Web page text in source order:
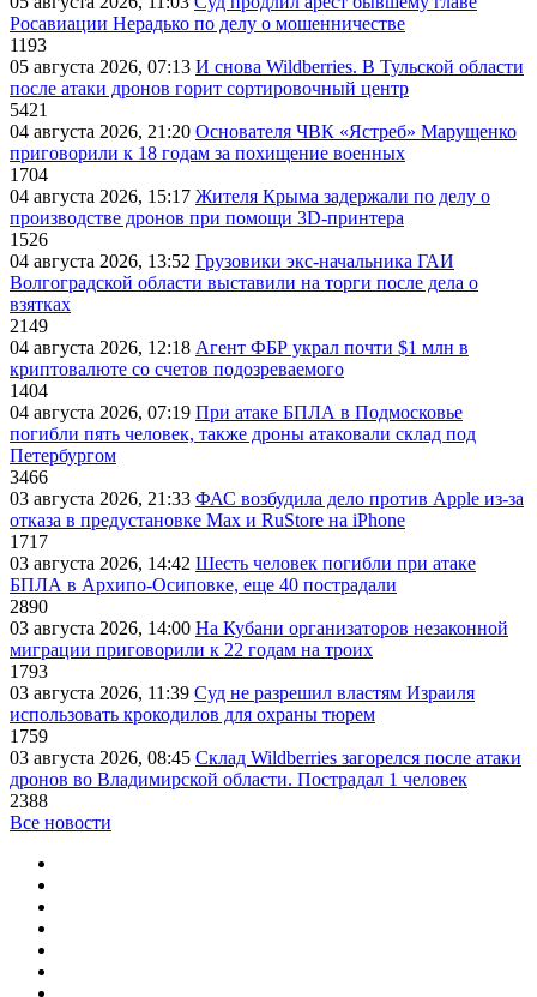
Росавиации Нерадько по делу о мошенничестве
1193
05 августа 2026, 07:13 И снова Wildberries. В Тульской области
после атаки дронов горит сортировочный центр
5421
04 августа 2026, 21:20 Основателя ЧВК «Ястреб» Марущенко
приговорили к 18 годам за похищение военных
1704
04 августа 2026, 15:17 Жителя Крыма задержали по делу о
производстве дронов при помощи 3D‑принтера
1526
04 августа 2026, 13:52 Грузовики экс-начальника ГАИ
Волгоградской области выставили на торги после дела о
взятках
2149
04 августа 2026, 12:18 Агент ФБР украл почти $1 млн в
криптовалюте со счетов подозреваемого
1404
04 августа 2026, 07:19 При атаке БПЛА в Подмосковье
погибли пять человек, также дроны атаковали склад под
Петербургом
3466
03 августа 2026, 21:33 ФАС возбудила дело против Apple из-за
отказа в предустановке Max и RuStore на iPhone
1717
03 августа 2026, 14:42 Шесть человек погибли при атаке
БПЛА в Архипо-Осиповке, еще 40 пострадали
2890
03 августа 2026, 14:00 На Кубани организаторов незаконной
миграции приговорили к 22 годам на троих
1793
03 августа 2026, 11:39 Суд не разрешил властям Израиля
использовать крокодилов для охраны тюрем
1759
03 августа 2026, 08:45 Склад Wildberries загорелся после атаки
дронов во Владимирской области. Пострадал 1 человек
2388
Все новости